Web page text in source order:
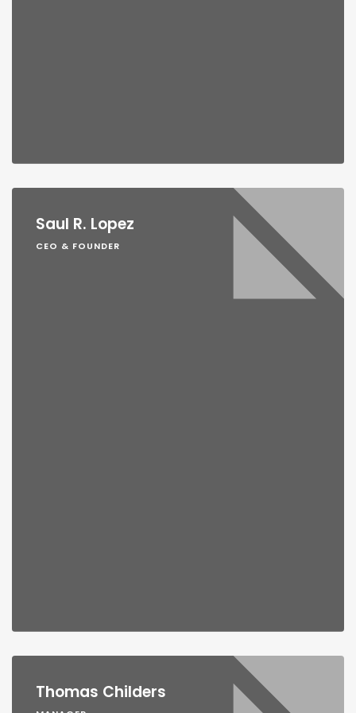
Saul R. Lopez
CEO & FOUNDER
Thomas Childers